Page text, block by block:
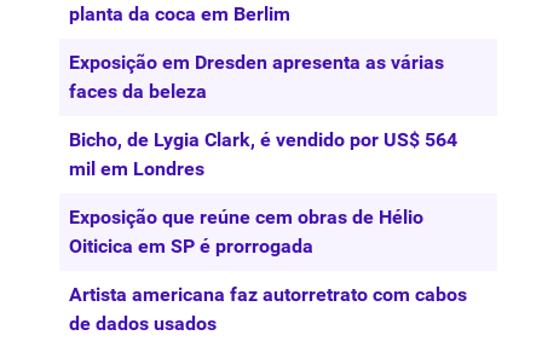
planta da coca em Berlim
Exposição em Dresden apresenta as várias
faces da beleza
Bicho, de Lygia Clark, é vendido por US$ 564
mil em Londres
Exposição que reúne cem obras de Hélio
Oiticica em SP é prorrogada
Artista americana faz autorretrato com cabos
de dados usados